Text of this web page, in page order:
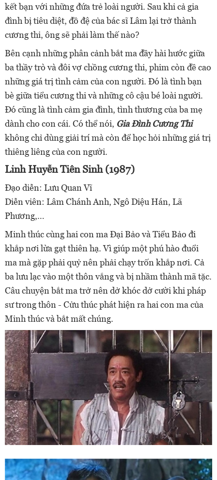
kết bạn với những đứa trẻ loài người. Sau khi cả gia
đình bị tiêu diệt, đồ đệ của bác sĩ Lâm lại trở thành
cương thi, ông sẽ phải làm thế nào?
Bên cạnh những phân cảnh bắt ma đầy hài hước giữa
ba thầy trò và đôi vợ chồng cương thi, phim còn đề cao
những giá trị tình cảm của con người. Đó là tình bạn
bè giữa tiểu cương thi và những cô cậu bé loài người.
Đó cũng là tình cảm gia đình, tình thương của ba mẹ
dành cho con cái. Có thể nói, Gia Đình Cương Thi
không chỉ dùng giải trí mà còn để học hỏi những giá trị
thiêng liêng của con người.
Linh Huyễn Tiên Sinh (1987)
Đạo diễn: Lưu Quan Vĩ
Diễn viên: Lâm Chánh Anh, Ngô Diệu Hán, Lã
Phương,…
Minh thúc cùng hai con ma Đại Bảo và Tiểu Bảo đi
khắp nơi lừa gạt thiên hạ. Vì giúp một phú hào đuổi
ma mà gặp phải quỷ nên phải chạy trốn khắp nơi. Cả
ba lưu lạc vào một thôn vắng và bị nhầm thành mã tặc.
Câu chuyện bắt ma trở nên dở khóc dở cười khi pháp
sư trong thôn - Cửu thúc phát hiện ra hai con ma của
Minh thúc và bắt mất chúng.